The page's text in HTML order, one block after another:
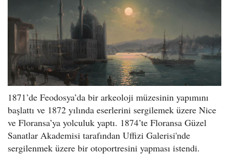
1871’de Feodosya’da bir arkeoloji müzesinin yapımını
başlattı ve 1872 yılında eserlerini sergilemek üzere Nice
ve Floransa’ya yolculuk yaptı. 1874’te Floransa Güzel
Sanatlar Akademisi tarafından Uffizi Galerisi'nde
sergilenmek üzere bir otoportresini yapması istendi.